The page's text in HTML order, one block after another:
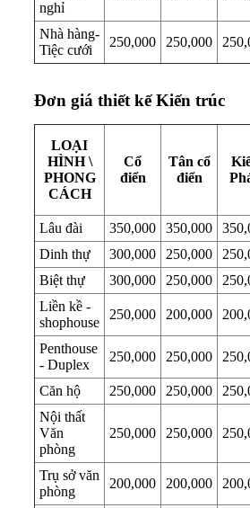
nghỉ
Nhà hàng-
Tiệc cưới
250,000 250,000
Đơn giá thiết kế Kiến trúc
LOẠI
HÌNH \
PHONG
CÁCH
Cổ
điển
Tân cổ
điển
Lâu đài 350,000 350,000
Dinh thự
300,000 250,000
Biệt thự
300,000 250,000
Liền kề -
shophouse
250,000 200,000
Penthouse
- Duplex
250,000 250,000
Căn hộ 250,000 250,000
Nội thất
Văn
phòng
250,000 250,000
Trụ sở văn
phòng
200,000 200,000